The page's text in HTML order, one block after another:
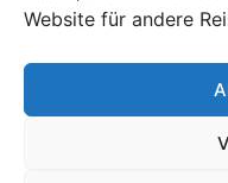
Website für andere
tun kannst. Große,
kannst dich aber auch
kleinere
Erhaltung der Tiere